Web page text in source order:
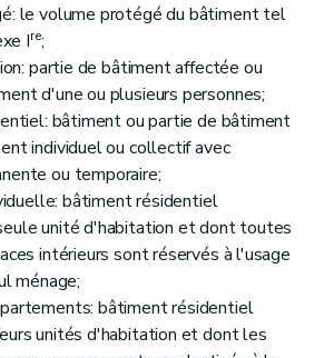
le volume protégé du bâtiment tel
Ire;
partie de bâtiment affectée ou
d'une ou plusieurs personnes;
bâtiment ou partie de bâtiment
individuel ou collectif avec
ou temporaire;
bâtiment résidentiel
unité d'habitation et dont toutes
intérieurs sont réservés à l'usage
ménage;
bâtiment résidentiel
unités d'habitation et dont les